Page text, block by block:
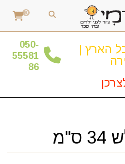
0
הארץ |
050-
55581
86